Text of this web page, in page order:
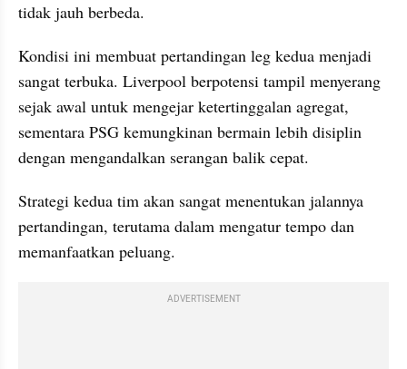
tidak jauh berbeda.
Kondisi ini membuat pertandingan leg kedua menjadi
sangat terbuka. Liverpool berpotensi tampil menyerang
sejak awal untuk mengejar ketertinggalan agregat,
sementara PSG kemungkinan bermain lebih disiplin
dengan mengandalkan serangan balik cepat.
Strategi kedua tim akan sangat menentukan jalannya
pertandingan, terutama dalam mengatur tempo dan
memanfaatkan peluang.
ADVERTISEMENT